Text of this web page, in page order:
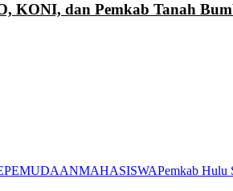
KONI, dan Pemkab Tanah
MAHASISWAPemkab Hulu